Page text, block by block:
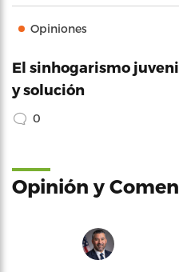
Opiniones
El sinhogarismo
y solución
0
Opinión y